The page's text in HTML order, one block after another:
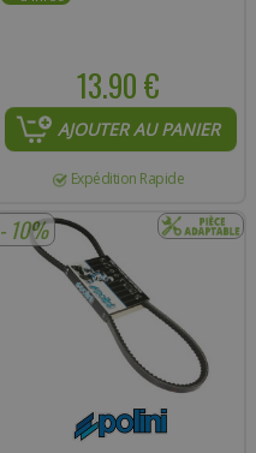
13.90 €
AJOUTER AU PANIER
Expédition Rapide
- 10%